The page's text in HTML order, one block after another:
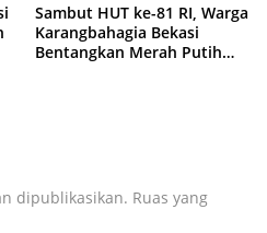
Sambut HUT ke-81 RI, Warga
Karangbahagia Bekasi
Bentangkan Merah Putih
dipublikasikan. Ruas yang